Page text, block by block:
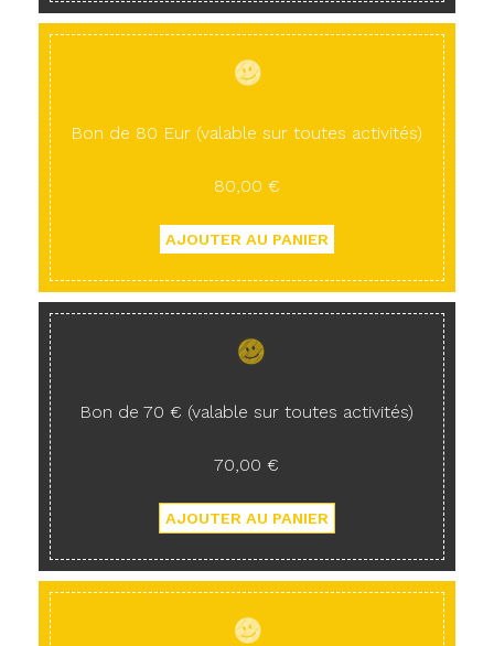
Bon de 80 Eur (valable sur toutes activités)
80,00 €
Bon de 70 € (valable sur toutes activités)
70,00 €